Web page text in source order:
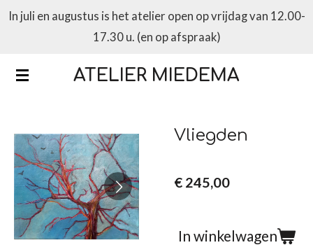
Ga
de
ATELIER MIEDEMA
In juli en augustus is het atelier open op vrijdag van 12.00-
17.30 u. (en op afspraak)
Vliegden
€ 245,00
In winkelwagen